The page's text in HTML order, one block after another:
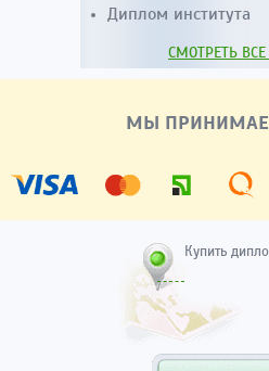
Диплом института
СМОТРЕТЬ ВСЕ
МЫ
Купить